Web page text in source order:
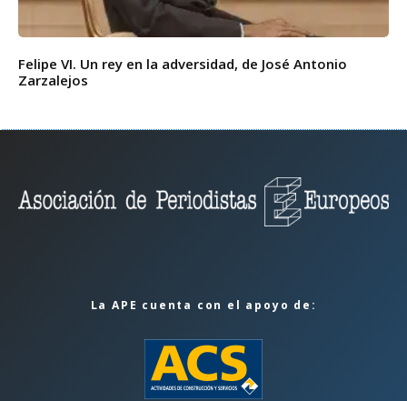
Felipe VI. Un rey en la adversidad, de José Antonio
Zarzalejos
La APE cuenta con el apoyo de: